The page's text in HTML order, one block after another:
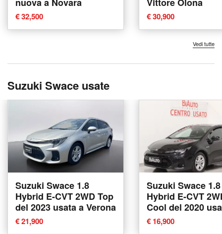
nuova a Novara
€ 32,500
Vittore Olona
€ 30,900
Vedi tutte
Suzuki Swace usate
Suzuki Swace 1.8
Hybrid E-CVT 2WD Top
del 2023 usata a Verona
€ 21,900
Suzuki Swace 1.8
Hybrid E-CVT
Cool del 2020
Sesto Fiorentino
€ 16,900